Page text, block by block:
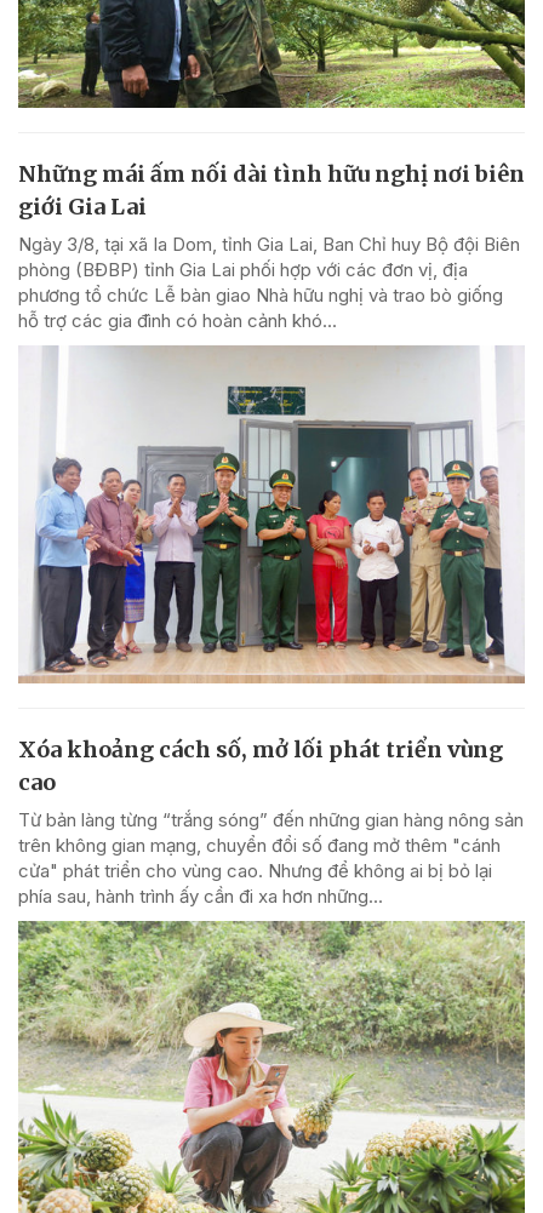
Những mái ấm nối dài tình hữu nghị nơi biên
giới Gia Lai
Ngày 3/8, tại xã Ia Dom, tỉnh Gia Lai, Ban Chỉ huy Bộ đội Biên
phòng (BĐBP) tỉnh Gia Lai phối hợp với các đơn vị, địa
phương tổ chức Lễ bàn giao Nhà hữu nghị và trao bò giống
hỗ trợ các gia đình có hoàn cảnh khó...
Xóa khoảng cách số, mở lối phát triển vùng
cao
Từ bản làng từng “trắng sóng” đến những gian hàng nông sản
trên không gian mạng, chuyển đổi số đang mở thêm "cánh
cửa" phát triển cho vùng cao. Nhưng để không ai bị bỏ lại
phía sau, hành trình ấy cần đi xa hơn những...